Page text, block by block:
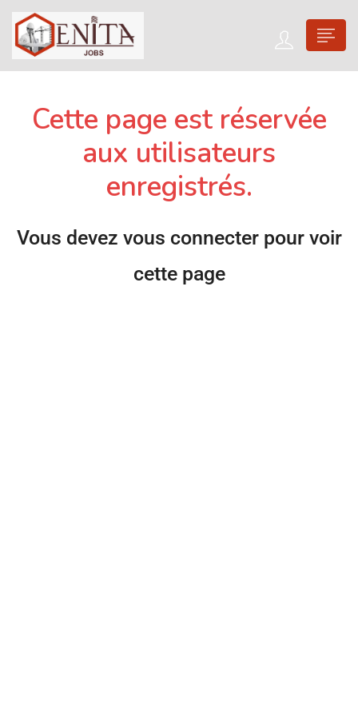
Cette page est réservée
aux utilisateurs
enregistrés.
Vous devez vous connecter pour voir
cette page